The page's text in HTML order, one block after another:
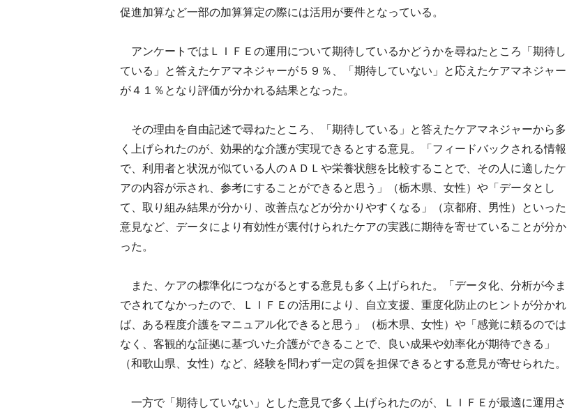
促進加算など一部の加算算定の際には活用が要件となっている。
アンケートではＬＩＦＥの運用について期待しているかどうかを尋ねたところ「期待し
ている」と答えたケアマネジャーが５９％、「期待していない」と応えたケアマネジャー
が４１％となり評価が分かれる結果となった。
その理由を自由記述で尋ねたところ、「期待している」と答えたケアマネジャーから多
く上げられたのが、効果的な介護が実現できるとする意見。「フィードバックされる情報
で、利用者と状況が似ている人のＡＤＬや栄養状態を比較することで、その人に適したケ
アの内容が示され、参考にすることができると思う」（栃木県、女性）や「データとし
て、取り組み結果が分かり、改善点などが分かりやすくなる」（京都府、男性）といった
意見など、データにより有効性が裏付けられたケアの実践に期待を寄せていることが分か
った。
また、ケアの標準化につながるとする意見も多く上げられた。「データ化、分析が今ま
でされてなかったので、ＬＩＦＥの活用により、自立支援、重度化防止のヒントが分かれ
ば、ある程度介護をマニュアル化できると思う」（栃木県、女性）や「感覚に頼るのでは
なく、客観的な証拠に基づいた介護ができることで、良い成果や効率化が期待できる」
（和歌山県、女性）など、経験を問わず一定の質を担保できるとする意見が寄せられた。
一方で「期待していない」とした意見で多く上げられたのが、ＬＩＦＥが最適に運用さ